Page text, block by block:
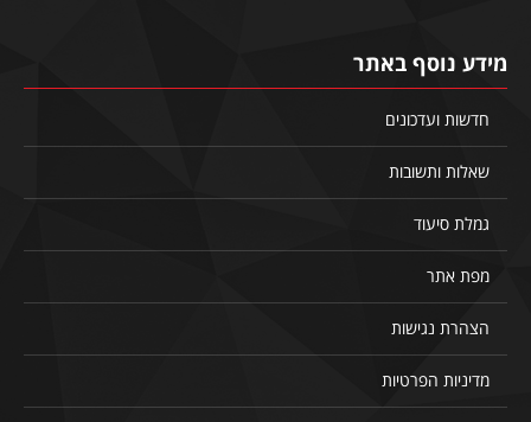
מידע נוסף באתר
חדשות ועדכונים
שאלות ותשובות
גמלת סיעוד
מפת אתר
הצהרת נגישות
מדיניות הפרטיות